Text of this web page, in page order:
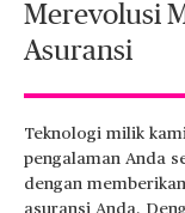
Merevolusi
Asuransi
Teknologi milik
pengalaman Anda
dengan
asuransi Anda.